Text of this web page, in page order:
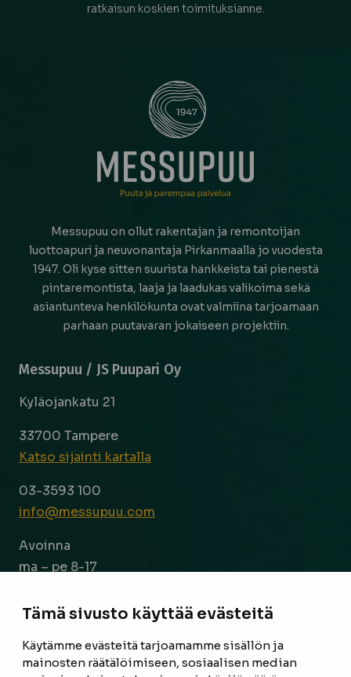
Tämä sivusto käyttää evästeitä
Käytämme evästeitä tarjoamamme sisällön ja
mainosten räätälöimiseen, sosiaalisen median
ratkaisun koskien toimituksianne.
Messupuu on ollut rakentajan ja remontoijan
luottoapuri ja neuvonantaja Pirkanmaalla jo vuodesta
1947. Oli kyse sitten suurista hankkeista tai pienestä
pintaremontista, laaja ja laadukas valikoima sekä
asiantunteva henkilökunta ovat valmiina tarjoamaan
parhaan puutavaran jokaiseen projektiin.
Messupuu / JS Puupari Oy
Kyläojankatu 21
33700 Tampere
Katso sijainti kartalla
03-3593 100
info@messupuu.com
Avoinna
ma – pe 8-17